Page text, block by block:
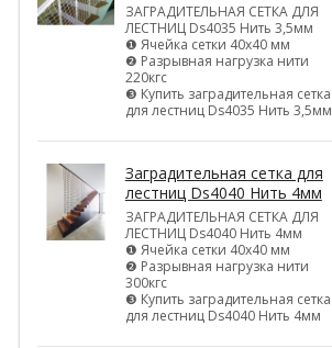
ЗАГРАДИТЕЛЬНАЯ СЕТКА ДЛЯ
ЛЕСТНИЦ Ds4035 Нить 3,5мм
❶ Ячейка сетки 40х40 мм
❷ Разрывная нагрузка нити
220кгс
❸ Купить заградительная сетка
для лестниц Ds4035 Нить 3,5мм
Заградительная сетка для
лестниц Ds4040 Нить 4мм
ЗАГРАДИТЕЛЬНАЯ СЕТКА ДЛЯ
ЛЕСТНИЦ Ds4040 Нить 4мм
❶ Ячейка сетки 40х40 мм
❷ Разрывная нагрузка нити
300кгс
❸ Купить заградительная сетка
для лестниц Ds4040 Нить 4мм